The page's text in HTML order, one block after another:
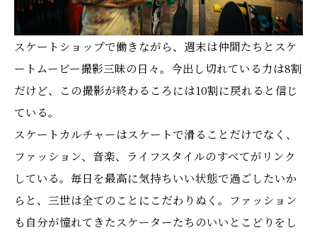
スケートショップで働きながら、週末は仲間たちとスケ
ートムービー撮影三昧の日々。今出し切れている力は8割
だけど、この撮影が終わるころには10割に戻れると信じ
ている。
スケートカルチャーはスケートで滑ることだけでなく、
ファッション、音楽、ライフスタイルのすべてがリンク
している。毎日を最高に気持ちいい状態で過ごしたいか
らと、三世は全てのことにこだわりぬく。ファッション
も自分が憧れてきたスケーターたちのいいとこどりをし